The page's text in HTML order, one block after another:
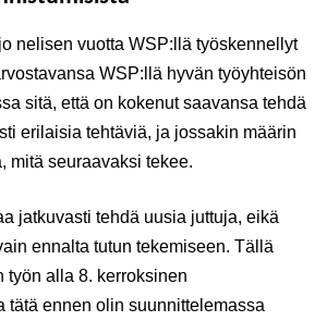
nelisen vuotta WSP:llä työskennellyt
WSP:llä hyvän työyhteisön
sitä, että on kokenut saavansa tehdä
erilaisia tehtäviä, ja jossakin määrin
mitä seuraavaksi tekee.
jatkuvasti tehdä uusia juttuja, eikä
ennalta tutun tekemiseen. Tällä
työn alla 8. kerroksinen
tätä ennen olin suunnittelemassa